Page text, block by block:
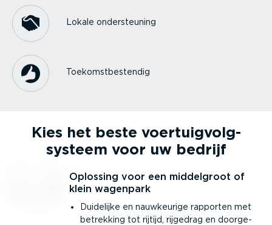
Lokale onder­steuning
Toekomst­be­stendig
Kies het beste voertuig­volg­
systeem voor uw bedrijf
Oplossing voor een middelgroot of
klein wagenpark
Duidelijke en nauwkeurige rapporten met
betrekking tot rijtijd, rijgedrag en doorge­